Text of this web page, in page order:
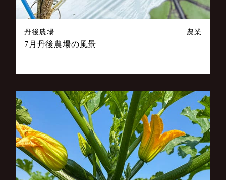
丹後農場 農業
7月丹後農場の風景